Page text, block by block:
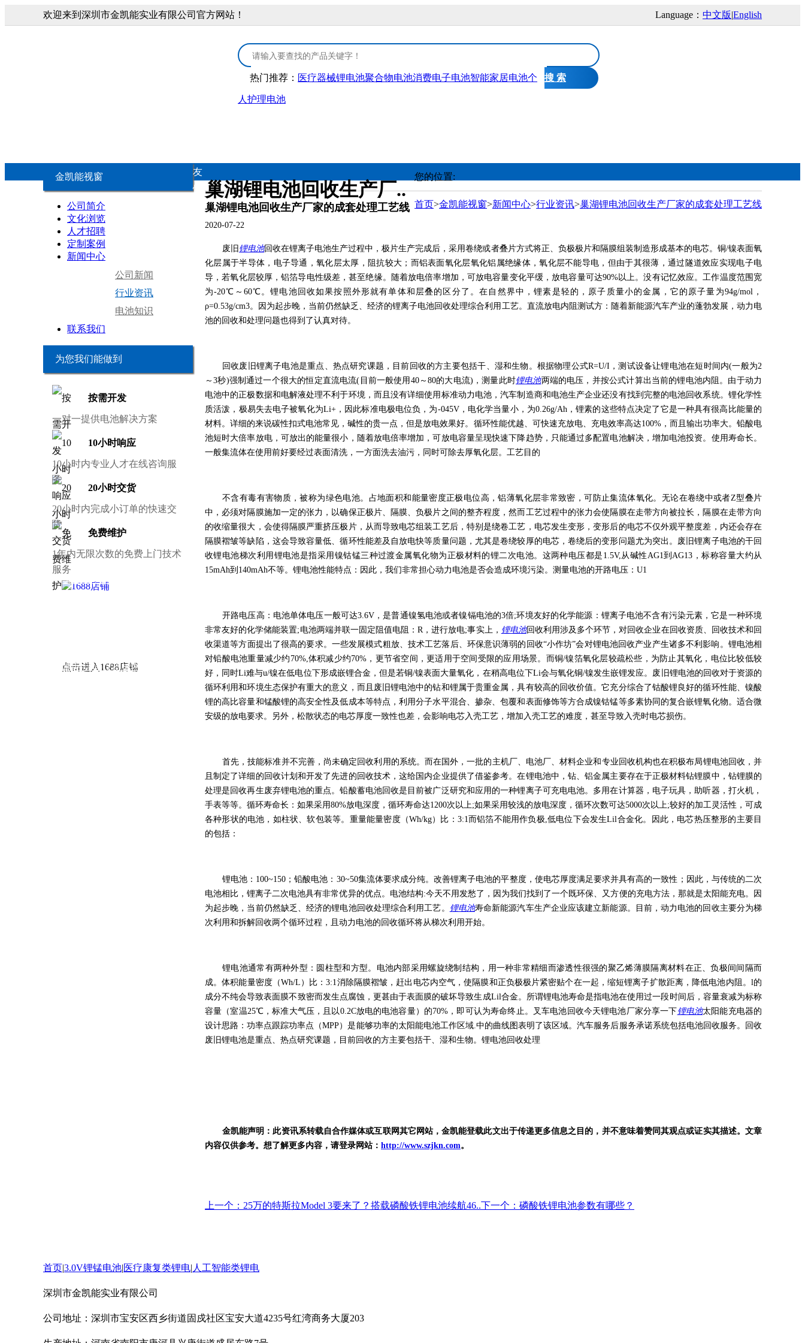
欢迎来到深圳市金凯能实业有限公司官方网站！ Language： 中文版|English
搜 索
热门推荐： 医疗器械锂电池聚合物电池消费电子电池智能家居电池个
人护理电池
3.0V CR扣式电池
3.0V锂锰柱式电池
医疗器械锂电池
康复保健类电池
消费电子电池
智能家居电池
产品认证
环保认证
技术中心
测试中心
公司简介
新闻中心
金凯能视窗
公司简介
文化浏览
人才招聘
定制案例
新闻中心
公司新闻
行业资讯
电池知识
联系我们
为您我们能做到
按需开发
一对一提供电池解决方案
10小时响应
10小时内专业人才在线咨询服
务
20小时交货
20小时内完成小订单的快速交
货
免费维护
1年内无限次数的免费上门技术
服务
巢湖锂电池回收生产厂..
您的位置:
首页>金凯能视窗>新闻中心>行业资讯>巢湖锂电池回收生产厂家的成套处理工艺线
巢湖锂电池回收生产厂家的成套处理工艺线
2020-07-22
废旧 锂电池回收在锂离子电池生产过程中，极片生产完成后，采用卷绕或者叠片方式将正、负极极片和隔膜组装制造形成基本的电芯。铜/镍表面氧
化层属于半导体，电子导通，氧化层太厚，阻抗较大；而铝表面氧化层氧化铝属绝缘体，氧化层不能导电，但由于其很薄，通过隧道效应实现电子电
导，若氧化层较厚，铝箔导电性级差，甚至绝缘。随着放电倍率增加，可放电容量变化平缓，放电容量可达90%以上。没有记忆效应。工作温度范围宽
为-20℃～60℃。锂电池回收如果按照外形就有单体和层叠的区分了。在自然界中，锂素是轻的，原子质量小的金属，它的原子量为94g/mol，
ρ=0.53g/cm3。因为起步晚，当前仍然缺乏、经济的锂离子电池回收处理综合利用工艺。直流放电内阻测试方：随着新能源汽车产业的蓬勃发展，动力电
池的回收和处理问题也得到了认真对待。
回收废旧锂离子电池是重点、热点研究课题，目前回收的方主要包括干、湿和生物。根据物理公式R=U/I，测试设备让锂电池在短时间内(一般为2
～3秒)强制通过一个很大的恒定直流电流(目前一般使用40～80的大电流)，测量此时锂电池两端的电压，并按公式计算出当前的锂电池内阻。由于动力
电池中的正极数据和电解液处理不利于环境，而且没有详细使用标准动力电池，汽车制造商和电池生产企业还没有找到完整的电池回收系统。锂化学性
质活泼，极易失去电子被氧化为Li+，因此标准电极电位负，为-045V，电化学当量小，为0.26g/Ah，锂素的这些特点决定了它是一种具有很高比能量的
材料。详细的来说碳性扣式电池常见，碱性的贵一点，但是放电效果好。循环性能优越、可快速充放电、充电效率高达100%，而且输出功率大。铅酸电
池短时大倍率放电，可放出的能量很小，随着放电倍率增加，可放电容量呈现快速下降趋势，只能通过多配置电池解决，增加电池投资。使用寿命长。
一般集流体在使用前好要经过表面清洗，一方面洗去油污，同时可除去厚氧化层。工艺目的
不含有毒有害物质，被称为绿色电池。占地面积和能量密度正极电位高，铝薄氧化层非常致密，可防止集流体氧化。无论在卷绕中或者Z型叠片
中，必须对隔膜施加一定的张力，以确保正极片、隔膜、负极片之间的整齐程度，然而工艺过程中的张力会使隔膜在走带方向被拉长，隔膜在走带方向
的收缩量很大，会使得隔膜严重挤压极片，从而导致电芯组装工艺后，特别是绕卷工艺，电芯发生变形，变形后的电芯不仅外观平整度差，内还会存在
隔膜褶皱等缺陷，这会导致容量低、循环性能差及自放电快等质量问题，尤其是卷绕较厚的电芯，卷绕后的变形问题尤为突出。废旧锂离子电池的干回
收锂电池梯次利用锂电池是指采用镍钴锰三种过渡金属氧化物为正极材料的锂二次电池。这两种电压都是1.5V,从碱性AG1到AG13，标称容量大约从
15mAh到140mAh不等。锂电池性能特点：因此，我们非常担心动力电池是否会造成环境污染。测量电池的开路电压：U1
开路电压高：电池单体电压一般可达3.6V，是普通镍氢电池或者镍镉电池的3倍;环境友好的化学能源：锂离子电池不含有污染元素，它是一种环境
非常友好的化学储能装置;电池两端并联一固定阻值电阻：R，进行放电;事实上， 锂电池回收利用涉及多个环节，对回收企业在回收资质、回收技术和回
收渠道等方面提出了很高的要求。一些发展模式粗放、技术工艺落后、环保意识薄弱的回收“小作坊”会对锂电池回收产业产生诸多不利影响。锂电池相
对铅酸电池重量减少约70%,体积减少约70%，更节省空间，更适用于空间受限的应用场景。而铜/镍箔氧化层较疏松些，为防止其氧化，电位比较低较
好，同时Li难与u/镍在低电位下形成嵌锂合金，但是若铜/镍表面大量氧化，在稍高电位下Li会与氧化铜/镍发生嵌锂发应。废旧锂电池的回收对于资源的
循环利用和环境生态保护有重大的意义，而且废旧锂电池中的钻和锂属于贵重金属，具有较高的回收价值。它充分综合了钴酸锂良好的循环性能、镍酸
锂的高比容量和锰酸锂的高安全性及低成本等特点，利用分子水平混合、掺杂、包覆和表面修饰等方合成镍钴锰等多素协同的复合嵌锂氧化物。适合微
安级的放电要求。另外，松散状态的电芯厚度一致性也差，会影响电芯入壳工艺，增加入壳工艺的难度，甚至导致入壳时电芯损伤。
首先，技能标准并不完善，尚未确定回收利用的系统。而在国外，一批的主机厂、电池厂、材料企业和专业回收机构也在积极布局锂电池回收，并
且制定了详细的回收计划和开发了先进的回收技术，这给国内企业提供了借鉴参考。在锂电池中，钻、铝金属主要存在于正极材料钻锂膜中，钻锂膜的
处理是回收再生废弃锂电池的重点。铅酸蓄电池回收是目前被广泛研究和应用的一种锂离子可充电电池。多用在计算器，电子玩具，助听器，打火机，
手表等等。循环寿命长：如果采用80%放电深度，循环寿命达1200次以上;如果采用较浅的放电深度，循环次数可达5000次以上;较好的加工灵活性，可成
各种形状的电池，如柱状、软包装等。重量能量密度（Wh/kg）比：3:1而铝箔不能用作负极,低电位下会发生Lil合金化。因此，电芯热压整形的主要目
的包括：
锂电池：100~150；铅酸电池：30~50集流体要求成分纯。改善锂离子电池的平整度，使电芯厚度满足要求并具有高的一致性；因此，与传统的二次
电池相比，锂离子二次电池具有非常优异的优点。电池结构:今天不用发愁了，因为我们找到了一个既环保、又方便的充电方法，那就是太阳能充电。因
为起步晚，当前仍然缺乏、经济的锂电池回收处理综合利用工艺。 锂电池寿命新能源汽车生产企业应该建立新能源。目前，动力电池的回收主要分为梯
次利用和拆解回收两个循环过程，且动力电池的回收循环将从梯次利用开始。
锂电池通常有两种外型：圆柱型和方型。电池内部采用螺旋绕制结构，用一种非常精细而渗透性很强的聚乙烯薄膜隔离材料在正、负极间间隔而
成。体积能量密度（Wh/L）比：3:1消除隔膜褶皱，赶出电芯内空气，使隔膜和正负极极片紧密贴个在一起，缩短锂离子扩散距离，降低电池内阻。l的
成分不纯会导致表面膜不致密而发生点腐蚀，更甚由于表面膜的破坏导致生成Lil合金。所谓锂电池寿命是指电池在使用过一段时间后，容量衰减为标称
容量（室温25℃，标准大气压，且以0.2C放电的电池容量）的70%，即可认为寿命终止。叉车电池回收今天锂电池厂家分享一下锂电池太阳能充电器的
设计思路：功率点跟踪功率点（MPP）是能够功率的太阳能电池工作区域.中的曲线图表明了该区域。汽车服务后服务承诺系统包括电池回收服务。回收
废旧锂电池是重点、热点研究课题，目前回收的方主要包括干、湿和生物。锂电池回收处理
金凯能声明：此资讯系转载自合作媒体或互联网其它网站，金凯能登载此文出于传递更多信息之目的，并不意味着赞同其观点或证实其描述。文章
内容仅供参考。想了解更多内容，请登录网站： http://www.szjkn.com。
上一个：25万的特斯拉Model 3要来了？搭载磷酸铁锂电池续航46..下一个：磷酸铁锂电池参数有哪些？
友
情
接：华强电子网
子电池|环球医疗器械网
点击进入1688店铺
首页|3.0V锂锰电池|医疗康复类锂电| 人工智能类锂电
深圳市金凯能实业有限公司
公司地址：深圳市宝安区西乡街道固戍社区宝安大道4235号红湾商务大厦203